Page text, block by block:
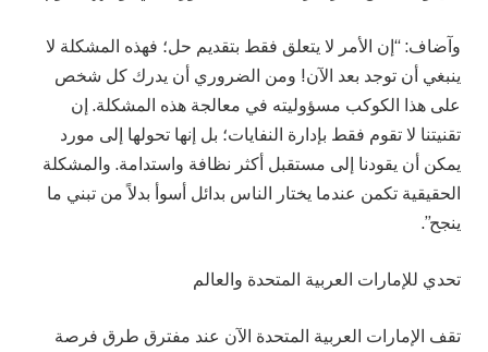
وآضاف: “إن الأمر لا يتعلق فقط بتقديم حل؛ فهذه المشكلة لا
ينبغي أن توجد بعد الآن! ومن الضروري أن يدرك كل شخص
على هذا الكوكب مسؤوليته في معالجة هذه المشكلة. إن
تقنيتنا لا تقوم فقط بإدارة النفايات؛ بل إنها تحولها إلى مورد
يمكن أن يقودنا إلى مستقبل أكثر نظافة واستدامة. والمشكلة
الحقيقية تكمن عندما يختار الناس بدائل أسوأ بدلاً من تبني ما
ينجح”.
تحدي للإمارات العربية المتحدة والعالم
تقف الإمارات العربية المتحدة الآن عند مفترق طرق فرصة